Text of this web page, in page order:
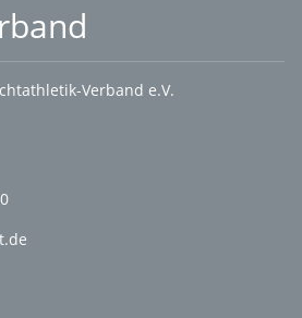
Verband e.V.